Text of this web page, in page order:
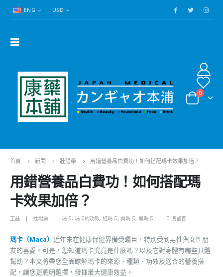
ENG USD
0
首頁 新聞 壯陽藥 用錯營養品白費功！如何搭配瑪卡效果加倍？
用錯營養品白費功！如何搭配瑪
卡效果加倍？
王晶 壯陽藥 瑪卡, 瑪卡的功效, 紅瑪卡, 黃瑪卡, 黑瑪卡 0 則留言
瑪卡（Maca） 近年來在健康保健界備受矚目，特別受到男性與女性朋
友的喜愛。可是，您知道瑪卡究竟是什麼嗎？以及它對身體有哪些具體
幫助？本文將帶您全面瞭解瑪卡的來源、種類、功效及適合的營養搭
配，讓您更聰明選擇，發揮最大健康效益。